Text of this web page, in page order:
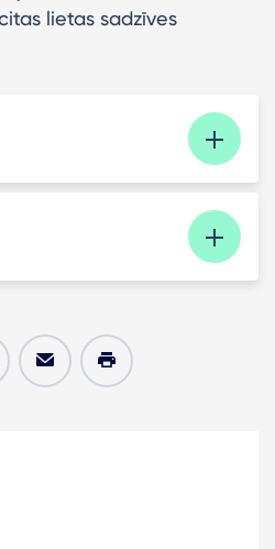
lietas sadzīves